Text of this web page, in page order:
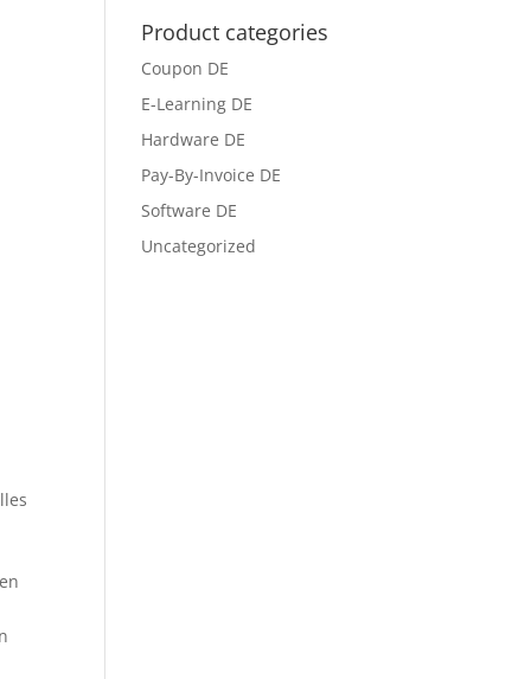
Product categories
Coupon DE
E-Learning DE
Hardware DE
Pay-By-Invoice DE
Software DE
Uncategorized